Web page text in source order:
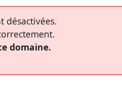
désactivées.
domaine.